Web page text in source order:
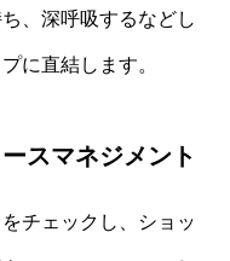
、深呼吸するなどし
に直結します。
スマネジメント
チェックし、ショッ